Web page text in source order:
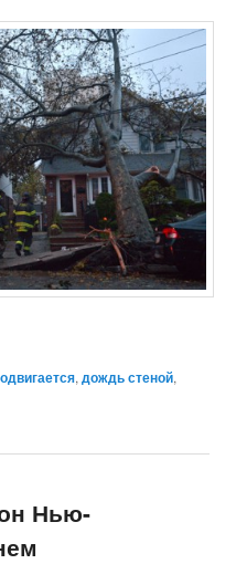
,дождь стеной,
Нью-